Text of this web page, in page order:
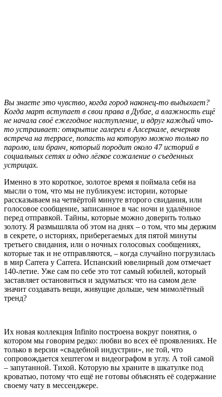
Вы знаете это чувство, когда город наконец-то выдыхает?
Когда март вступает в свои права в Дубае, а влажность ещё
не начала своё ежегодное наступление, и вдруг каждый что-
то устраивает: открытие галереи в Алсеркале, вечерняя
встреча на террасе, попасть на которую можно только по
паролю, или бранч, который породит около 47 историй в
социальных сетях и одно лёгкое сожаление о съеденных
устрицах.
Именно в это короткое, золотое время я поймала себя на
мысли о том, что мы не публикуем: истории, которые
рассказываем на четвёртой минуте второго свидания, или
голосовое сообщение, записанное в час ночи и удалённое
перед отправкой. Тайны, которые можно доверить только
золоту. Я размышляла об этом на днях – о том, что мы держим
в секрете, о историях, приберегаемых для пятой минуты
третьего свидания, или о ночных голосовых сообщениях,
которые так и не отправляются, – когда случайно погрузилась
в мир Carrera y Carrera. Испанский ювелирный дом отмечает
140-летие. Уже сам по себе это тот самый юбилей, который
заставляет остановиться и задуматься: что на самом деле
значит создавать вещи, живущие дольше, чем мимолётный
тренд?
Их новая коллекция Infinito построена вокруг понятия, о
котором мы говорим редко: любви во всех её проявлениях. Не
только в версии «свадебной индустрии», не той, что
сопровождается хештегом и видеографом в углу. А той самой
– запутанной. Тихой. Которую вы храните в шкатулке под
кроватью, потому что ещё не готовы объяснять её содержание
своему чату в мессенджере.